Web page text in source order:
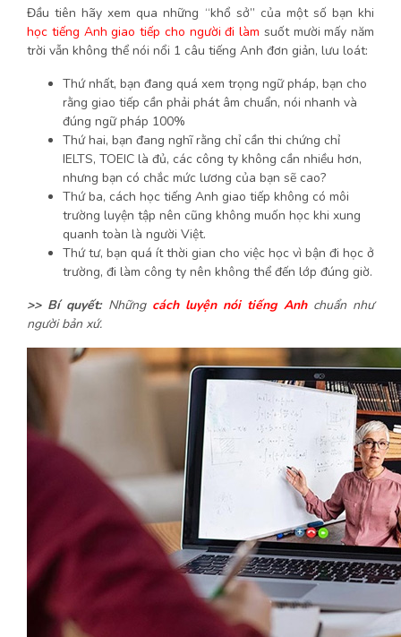
Đầu tiên hãy xem qua những “khổ sở” của một số bạn khi
học tiếng Anh giao tiếp cho người đi làm suốt mười mấy năm
trời vẫn không thể nói nổi 1 câu tiếng Anh đơn giản, lưu loát:
Thứ nhất, bạn đang quá xem trọng ngữ pháp, bạn cho
rằng giao tiếp cần phải phát âm chuẩn, nói nhanh và
đúng ngữ pháp 100%
Thứ hai, bạn đang nghĩ rằng chỉ cần thi chứng chỉ
IELTS, TOEIC là đủ, các công ty không cần nhiều hơn,
nhưng bạn có chắc mức lương của bạn sẽ cao?
Thứ ba, cách học tiếng Anh giao tiếp không có môi
trường luyện tập nên cũng không muốn học khi xung
quanh toàn là người Việt.
Thứ tư, bạn quá ít thời gian cho việc học vì bận đi học ở
trường, đi làm công ty nên không thể đến lớp đúng giờ.
>> Bí quyết:Những cách luyện nói tiếng Anhchuẩn như
người bản xứ.